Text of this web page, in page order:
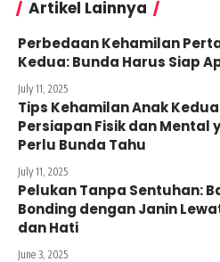
Artikel Lainnya
Perbedaan Kehamilan
Kedua: Bunda Harus Siap
July 11, 2025
Tips Kehamilan Anak
Persiapan Fisik dan Mental
Perlu Bunda Tahu
July 11, 2025
Pelukan Tanpa Sentuhan:
Bonding dengan Janin
dan Hati
June 3, 2025